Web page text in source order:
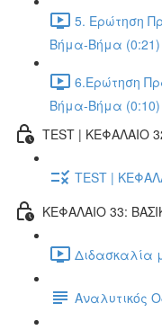
5. Ερώτηση
Βήμα-Βήμα (0:21)
6.Ερώτηση
Βήμα-Βήμα (0:10)
TEST | ΚΕΦΑΛΑΙΟ
TEST |
ΚΕΦΑΛΑΙΟ 33:
Διδασκαλία
Αναλυτικός